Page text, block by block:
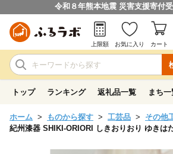
令和８年熊本地震 災害支援寄付
上限額 お気に入り カート
トップ ランキング 返礼品一覧 まち一
ホーム ものから探す 工芸品
その他
紀州漆器 SHIKI-ORIORI しきおりおり ゆきは